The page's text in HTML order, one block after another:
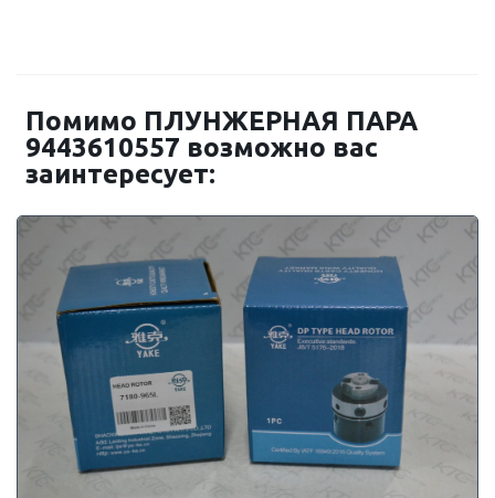
Помимо ПЛУНЖЕРНАЯ ПАРА
9443610557 возможно вас
заинтересует: